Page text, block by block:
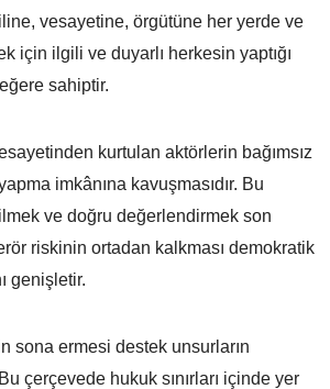
vesayetine, örgütüne her yerde ve
için ilgili ve duyarlı herkesin yaptığı
sahiptir.
kurtulan aktörlerin bağımsız
imkânına kavuşmasıdır. Bu
ve doğru değerlendirmek son
riskinin ortadan kalkması demokratik
genişletir.
sona ermesi destek unsurların
çerçevede hukuk sınırları içinde yer